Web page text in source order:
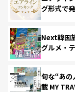
グ形式で
Next韓国
グルメ・
旬な“あの
載 MY